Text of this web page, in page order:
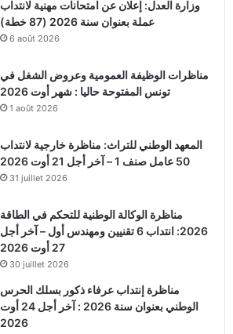
وزارة العدل: إعلان عن امتحانات مهنية لانتداب
عملة بعنوان سنة 2026 (87 خطة)
6 août 2026
مناظرات الوظيفة العمومية وعروض الشغل في
تونس المفتوحة حاليا : شهر أوت 2026
1 août 2026
المعهد الوطني للتراث: مناظرة خارجية لانتداب
50 عامل صنف 1 – آخر أجل 21 أوت 2026
31 juillet 2026
مناظرة الوكالة الوطنية للتحكم في الطاقة
2026: انتداب 6 تقنيين ومهندس أول – آخر أجل
27 أوت 2026
30 juillet 2026
مناظرة إنتداب عرفاء ذكور بسلك الحرس
الوطني بعنوان سنة 2026 : آخر أجل 24 أوت
2026